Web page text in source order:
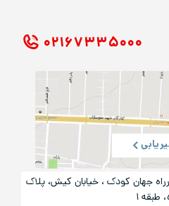
۰۲۱ ۶۷۳۳۵۰۰۰
جهان کودک ، خیابان کیش، پلاک